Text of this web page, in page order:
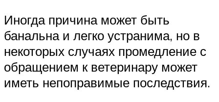
Иногда причина может быть
банальна и легко устранима, но в
некоторых случаях промедление с
обращением к ветеринару может
иметь непоправимые последствия.